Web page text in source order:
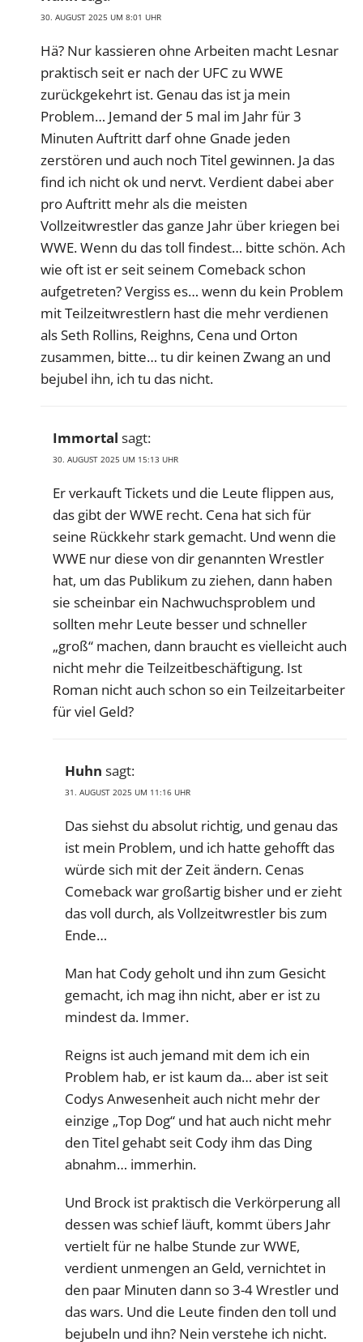
30. AUGUST 2025 UM 8:01 UHR
Hä? Nur kassieren ohne Arbeiten macht Lesnar
praktisch seit er nach der UFC zu WWE
zurückgekehrt ist. Genau das ist ja mein
Problem… Jemand der 5 mal im Jahr für 3
Minuten Auftritt darf ohne Gnade jeden
zerstören und auch noch Titel gewinnen. Ja das
find ich nicht ok und nervt. Verdient dabei aber
pro Auftritt mehr als die meisten
Vollzeitwrestler das ganze Jahr über kriegen bei
WWE. Wenn du das toll findest… bitte schön. Ach
wie oft ist er seit seinem Comeback schon
aufgetreten? Vergiss es… wenn du kein Problem
mit Teilzeitwrestlern hast die mehr verdienen
als Seth Rollins, Reighns, Cena und Orton
zusammen, bitte… tu dir keinen Zwang an und
bejubel ihn, ich tu das nicht.
Immortal sagt:
30. AUGUST 2025 UM 15:13 UHR
Er verkauft Tickets und die Leute flippen aus,
das gibt der WWE recht. Cena hat sich für
seine Rückkehr stark gemacht. Und wenn die
WWE nur diese von dir genannten Wrestler
hat, um das Publikum zu ziehen, dann haben
sie scheinbar ein Nachwuchsproblem und
sollten mehr Leute besser und schneller
„groß“ machen, dann braucht es vielleicht auch
nicht mehr die Teilzeitbeschäftigung. Ist
Roman nicht auch schon so ein Teilzeitarbeiter
für viel Geld?
Huhn sagt:
31. AUGUST 2025 UM 11:16 UHR
Das siehst du absolut richtig, und genau das
ist mein Problem, und ich hatte gehofft das
würde sich mit der Zeit ändern. Cenas
Comeback war großartig bisher und er zieht
das voll durch, als Vollzeitwrestler bis zum
Ende…
Man hat Cody geholt und ihn zum Gesicht
gemacht, ich mag ihn nicht, aber er ist zu
mindest da. Immer.
Reigns ist auch jemand mit dem ich ein
Problem hab, er ist kaum da… aber ist seit
Codys Anwesenheit auch nicht mehr der
einzige „Top Dog“ und hat auch nicht mehr
den Titel gehabt seit Cody ihm das Ding
abnahm… immerhin.
Und Brock ist praktisch die Verkörperung all
dessen was schief läuft, kommt übers Jahr
vertielt für ne halbe Stunde zur WWE,
verdient unmengen an Geld, vernichtet in
den paar Minuten dann so 3-4 Wrestler und
das wars. Und die Leute finden den toll und
bejubeln und ihn? Nein verstehe ich nicht.